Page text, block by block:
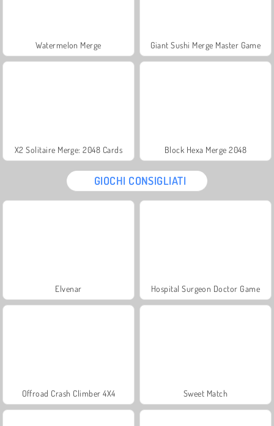
Watermelon Merge Giant Sushi Merge Master Game
X2 Solitaire Merge: 2048 Cards Block Hexa Merge 2048
GIOCHI CONSIGLIATI
Elvenar Hospital Surgeon Doctor Game
Offroad Crash Climber 4X4 Sweet Match